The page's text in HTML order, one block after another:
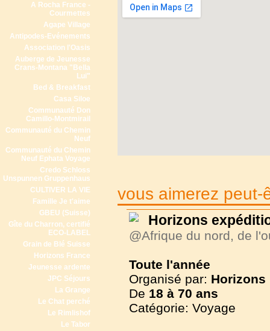
A Rocha France -
Courmettes
Agape Village
Antipodes-Evénements
Association l'Oasis
Auberge de Jeunesse
Crans-Montana "Bella
Lui"
Bed & Breakfast
Casa Siloe
Communauté Don
Camillo-Montmirail
Communauté du Chemin
Neuf
Communauté du Chemin
Neuf Ephata Voyage
Credo Schloss
Unspunnen Gruppenhaus
CULTIVER LA VIE
Famille Je t'aime
GBEU (Suisse)
Gîte du Charron, certifié
ECO-LABEL
Grain de Blé Suisse
Horizons France
Jeunesse ardente
JPC Séjours
La Grange
Le Chat perché
Le Rimlishof
Le Tabor
vous aimerez peut-
Horizons
@Afrique du nord, de
Toute l'année
Organisé par: Horizons
De 18 à 70 ans
Catégorie: Voyage